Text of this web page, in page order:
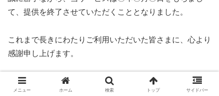
て、提供を終了させていただくこととなりました。
これまで長きにわたりご利用いただいた皆さまに、心より
感謝申し上げます。
サービス終了に伴い、〇年〇月〇日までは通常どおりご利
メニュー ホーム 検索 トップ サイドバー